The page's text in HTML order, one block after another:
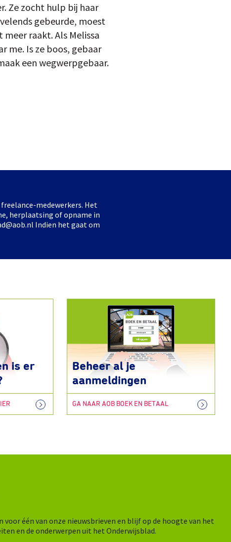
Ze zocht hulp bij haar
gebeurde, moest
raakt. Als Melissa
me. Is ze boos, gebaar
een wegwerpgebaar.
medewerkers. Het
herplaatsing of opname in
Indien het gaat om
is er
Beheer al je
aanmeldingen
GA NAAR AOB BOEK EN BETAAL
voor één van onze nieuwsbrieven en blijf op de hoogte van het
en de onderwerpen uit het Onderwijsblad.